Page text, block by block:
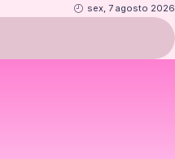
sex, 7 agosto 2026